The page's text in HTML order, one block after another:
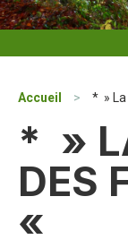
Accueil > * » La
* »
DES
«